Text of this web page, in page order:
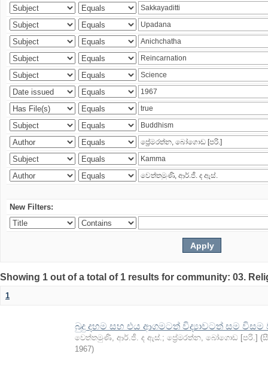
New Filters:
Showing 1 out of a total of 1 results for community: 03.
1
බුදු දහම සහ එය ආගමටත් විද්‍යාවටත් සම
වෙත්තමුණි, ආර්.ජී. ද ඇස්.; ප්‍රේමරත්න, බෝගොඩ [පරි.] (
1967)